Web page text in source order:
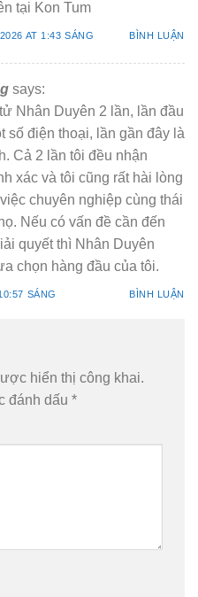
tại Kon Tum
AT 1:43 SÁNG BÌNH LUẬN
says:
Nhân Duyên 2 lần, lần đầu
số điện thoại, lần gần đây là
Cả 2 lần tôi đều nhận
xác và tôi cũng rất hài lòng
chuyên nghiệp cùng thái
Nếu có vấn đề cần đến
quyết thì Nhân Duyên
chọn hàng đầu của tôi.
SÁNG BÌNH LUẬN
hiển thị công khai.
đánh dấu *